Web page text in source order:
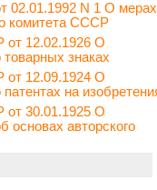
02.01.1992 N 1 О
комитета СССР
12.02.1926 О
знаках
12.09.1924 О
на
30.01.1925 О
основах авторского